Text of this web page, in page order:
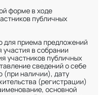
форме в ходе
публичных
для приема предложений
участия в собрании
участников публичных
сведений о себе
наличии), дату
(регистрации)
основной